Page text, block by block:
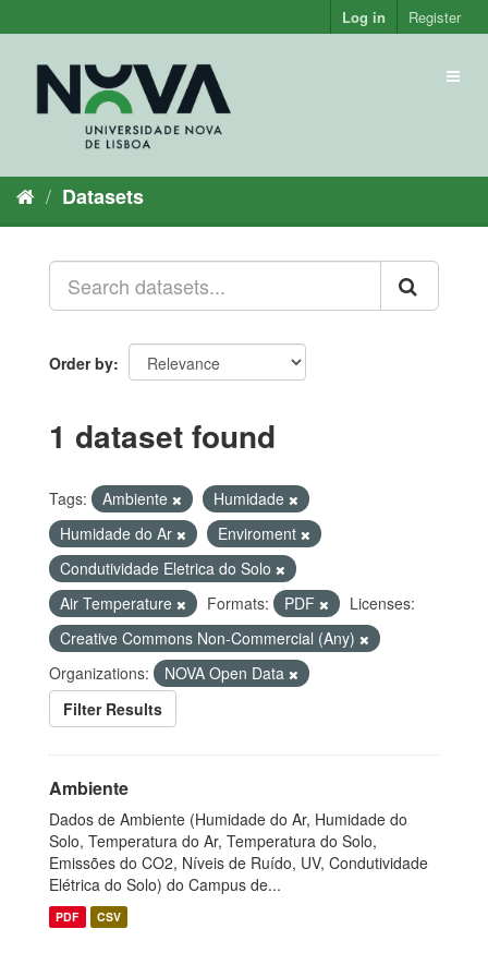
to
Log in Register
Datasets
Order by
1 dataset found
Tags: Ambiente
Humidade
Humidade do Ar
Enviroment
Condutividade Eletrica do Solo
Air Temperature
Formats: PDF
Licenses:
Creative Commons Non-Commercial (Any)
Organizations:
NOVA Open Data
Filter Results
Ambiente
Dados de Ambiente (Humidade do Ar, Humidade do
Solo, Temperatura do Ar, Temperatura do Solo,
Emissões do CO2, Níveis de Ruído, UV, Condutividade
Elétrica do Solo) do Campus de...
PDF CSV